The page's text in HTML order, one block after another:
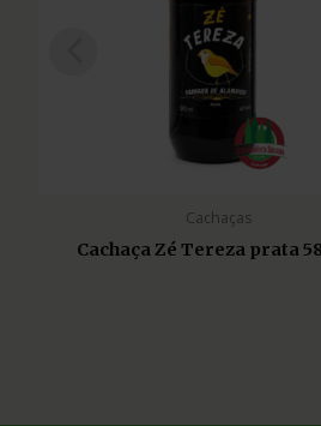
Cachaças
Cachaça Zé Tereza prata